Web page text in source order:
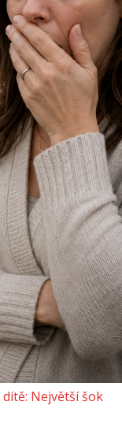
Největší šok